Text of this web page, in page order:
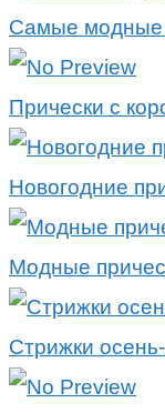
Самые модные
Прически с
Новогодние
Модные
Стрижки